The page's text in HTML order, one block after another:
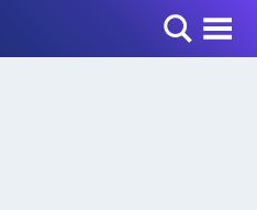
Toggle Menu